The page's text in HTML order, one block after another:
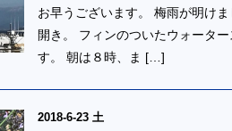
お早うございます。 梅雨が明け
開き。 フィンのついたウォータ
す。 朝は８時、ま […]
2018-6-23 土